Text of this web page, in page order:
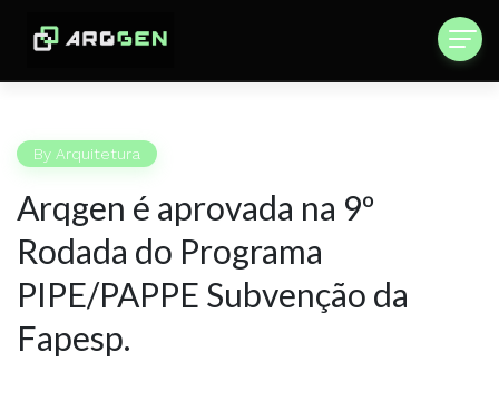
By Arquitetura
Arqgen é aprovada na 9º
Rodada do Programa
PIPE/PAPPE Subvenção da
Fapesp.